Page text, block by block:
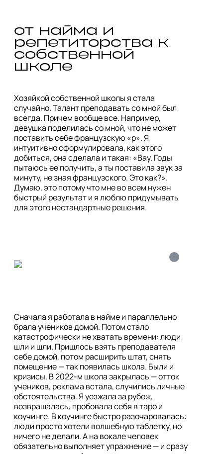
от найма и
репетиторства к
собственной
школе
Хозяйкой собственной школы я стала
случайно. Талант преподавать со мной был
всегда. Причем вообще все. Например,
девушка поделилась со мной, что не может
поставить себе французскую «р». Я
интуитивно сформулировала, как этого
добиться, она сделала и такая: «Вау. Годы
пытаюсь ее получить, а ты поставила звук за
минуту, не зная французского. Это как?».
Думаю, это потому что мне во всем нужен
быстрый результат и я люблю придумывать
для этого нестандартные решения.
i
Сначала я работала в найме и параллельно
брала учеников домой. Потом стало
катастрофически не хватать времени: люди
шли и шли. Пришлось взять преподавателя
себе домой, потом расширить штат, снять
помещение — так появилась школа. Были и
кризисы. В 2022-м школа закрылась — отток
учеников, реклама встала, случились личные
обстоятельства. Я уезжала за рубеж,
возвращалась, пробовала себя в таро и
коучинге. В коучинге быстро разочаровалась:
люди просто хотели волшебную таблетку, но
ничего не делали. А на вокале человек
обязательно выполняет упражнение — и сразу